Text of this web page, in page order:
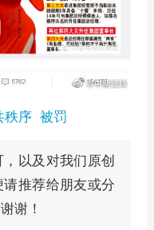
秩序 被罚
以及对我们原创
推荐给朋友或分
谢！